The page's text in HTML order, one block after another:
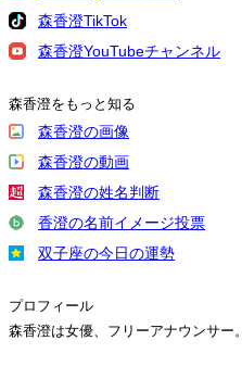
森香澄TikTok
森香澄YouTubeチャンネル
森香澄をもっと知る
森香澄の画像
森香澄の動画
森香澄の姓名判断
香澄の名前イメージ投票
双子座の今日の運勢
プロフィール
森香澄は女優、フリーアナウンサー。